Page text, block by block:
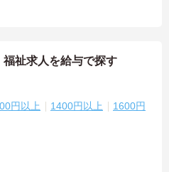
祉求人を給与で探す
円以上 1400円以上
1600円